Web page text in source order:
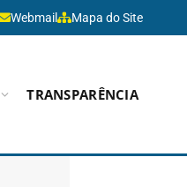
Webmail Mapa do Site
TRANSPARÊNCIA